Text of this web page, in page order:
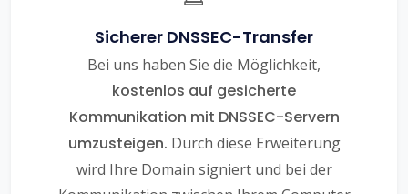
Sicherer DNSSEC-Transfer
Bei uns haben Sie die Möglichkeit,
kostenlos auf gesicherte
Kommunikation mit DNSSEC-Servern
umzusteigen. Durch diese Erweiterung
wird Ihre Domain signiert und bei der